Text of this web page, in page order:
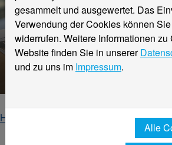
Veranstaltungsdetails
Hochschule
Home
gesammelt und ausgewertet. Das
Verwendung der Cookies können
widerrufen. Weitere Informationen
Website finden Sie in unserer
und zu uns im Impressum.
Alle